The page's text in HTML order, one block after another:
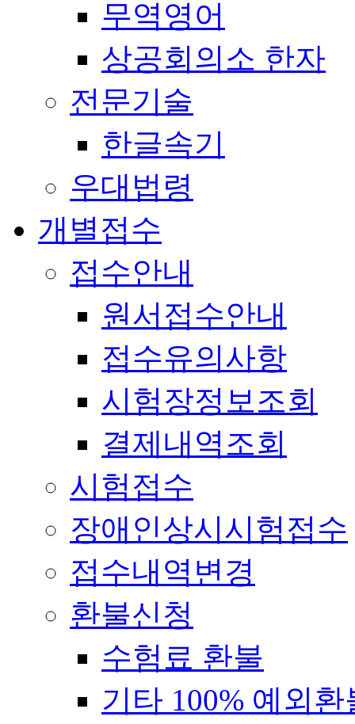
무역영어
상공회의소 한자
전문기술
한글속기
우대법령
개별접수
접수안내
원서접수안내
접수유의사항
시험장정보조회
결제내역조회
시험접수
장애인상시시험접수
접수내역변경
환불신청
수험료 환불
기타 100% 예외환